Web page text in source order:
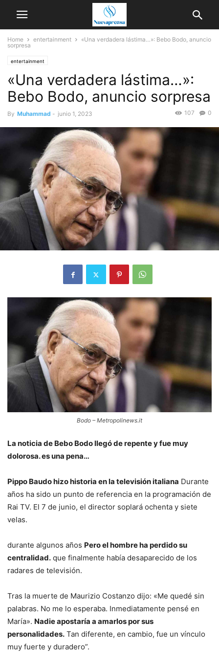
Home entertainment
«Una verdadera lástima…»: Bebo Bodo, anuncio
sorpresa
entertainment
«Una verdadera lástima…»:
Bebo Bodo, anuncio sorpresa
By Muhammad - junio 1, 2023 0
107
Bodo – Metropolinews.it
La noticia de Bebo Bodo llegó de repente y fue muy
dolorosa. es una pena…
Pippo Baudo hizo historia en la televisión italiana Durante
años ha sido un punto de referencia en la programación de
Rai TV. El 7 de junio, el director soplará ochenta y siete
velas.
durante algunos años Pero el hombre ha perdido su
centralidad. que finalmente había desaparecido de los
radares de televisión.
Tras la muerte de Maurizio Costanzo dijo: «Me quedé sin
palabras. No me lo esperaba. Inmediatamente pensé en
María». Nadie apostaría a amarlos por sus
personalidades. Tan diferente, en cambio, fue un vínculo
muy fuerte y duradero”.